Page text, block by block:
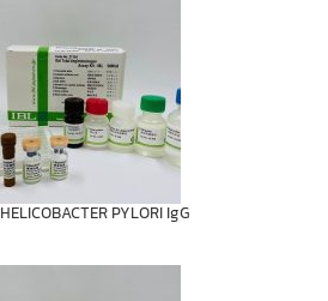
HELICOBACTER PYLORI IgG تست 96